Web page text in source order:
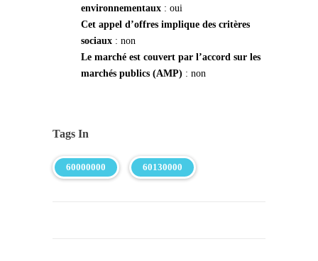
environnementaux : oui
Cet appel d’offres implique des critères
sociaux : non
Le marché est couvert par l’accord sur les
marchés publics (AMP) : non
Tags In
60000000 60130000